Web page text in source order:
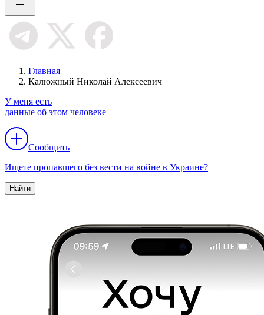
Главная
Калюжный Николай Алексеевич
У меня есть
данные об этом человеке
Сообщить
Ищете пропавшего без вести на войне в Украине?
Найти